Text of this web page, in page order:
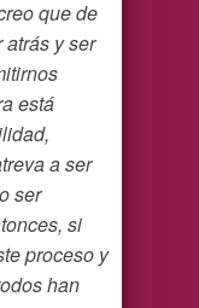
que de
y ser
está
a ser
ser
si
proceso y
han